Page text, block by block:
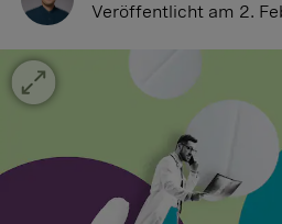
Veröffentlicht am 2.